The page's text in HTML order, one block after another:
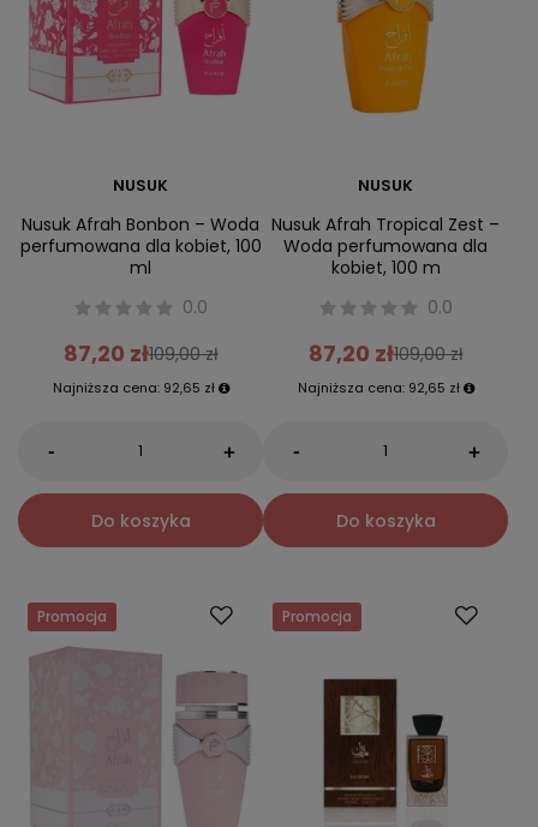
NUSUK
Nusuk Afrah Bonbon – Woda
perfumowana dla kobiet, 100
ml
0.0
87,20 zł109,00 zł
Najniższa cena: 92,65 zł
- +
Do koszyka
NUSUK
Nusuk Afrah Tropical Zest –
Woda perfumowana dla
kobiet, 100 m
0.0
87,20 zł109,00 zł
Najniższa cena: 92,65 zł
- +
Do koszyka
Promocja Promocja